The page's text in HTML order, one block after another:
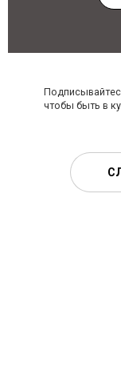
чтобы быть в